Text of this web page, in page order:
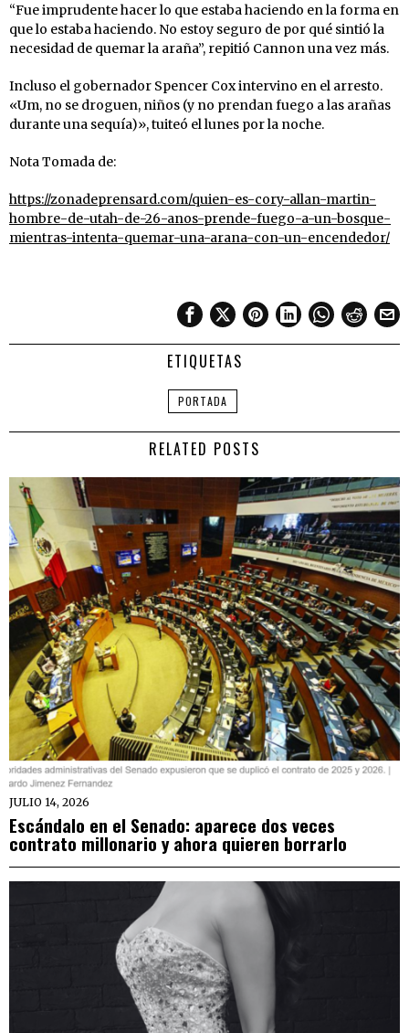
“Fue imprudente hacer lo que estaba haciendo en la forma en
que lo estaba haciendo. No estoy seguro de por qué sintió la
necesidad de quemar la araña”, repitió Cannon una vez más.
Incluso el gobernador Spencer Cox intervino en el arresto.
«Um, no se droguen, niños (y no prendan fuego a las arañas
durante una sequía)», tuiteó el lunes por la noche.
Nota Tomada de:
https://zonadeprensard.com/quien-es-cory-allan-martin-
hombre-de-utah-de-26-anos-prende-fuego-a-un-bosque-
mientras-intenta-quemar-una-arana-con-un-encendedor/
ETIQUETAS
PORTADA
RELATED POSTS
JULIO 14, 2026
Escándalo en el Senado: aparece dos veces
contrato millonario y ahora quieren borrarlo